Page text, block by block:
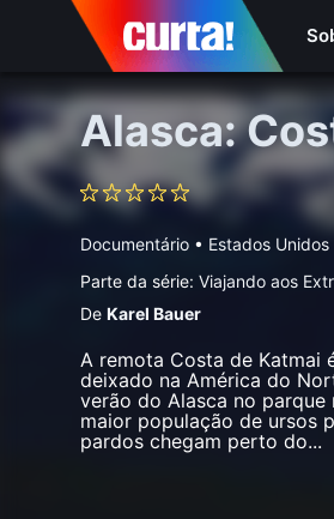
Alasca:
Documentário • Estados Unidos
Parte da série:Viajando aos
DeKarel Bauer
A remota Costa de Katmai
deixado na América do
verão do Alasca no
maior população de ursos
pardos chegam perto do...